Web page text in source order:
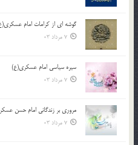
گوشه ای از کرامات امام
7 مرداد 03
سیره سیاسی امام عسکری(ع)
7 مرداد 03
مروری بر زندگانی امام حسن
7 مرداد 03